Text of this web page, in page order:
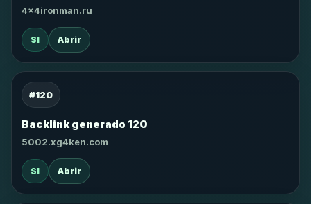
4x4ironman.ru
SI Abrir
#120
Backlink generado 120
5002.xg4ken.com
SI Abrir